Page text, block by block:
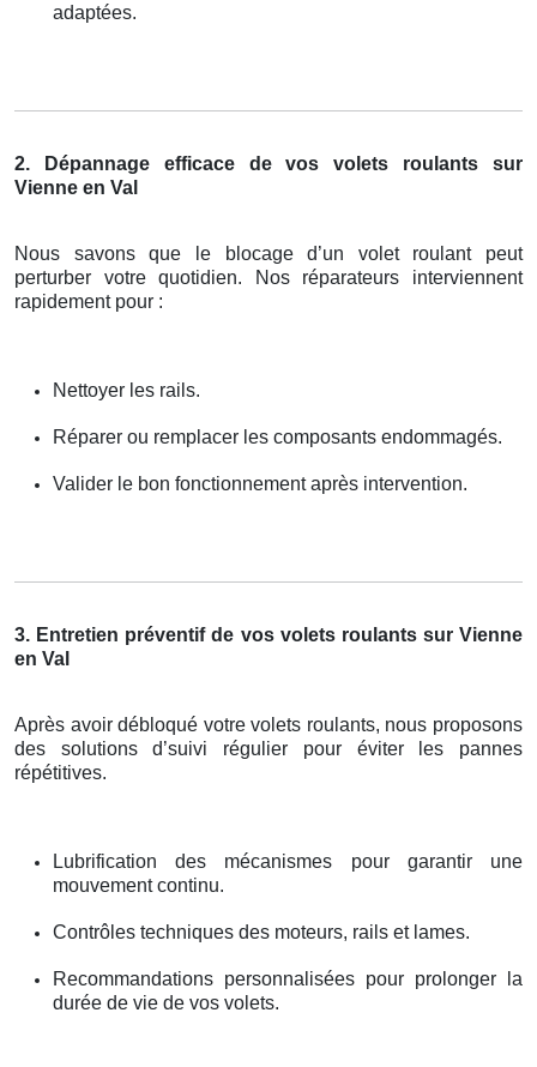
adaptées.
2. Dépannage efficace de vos volets roulants sur
Vienne en Val
Nous savons que le blocage d’un volet roulant peut
perturber votre quotidien. Nos réparateurs interviennent
rapidement pour :
Nettoyer les rails.
Réparer ou remplacer les composants endommagés.
Valider le bon fonctionnement après intervention.
3. Entretien préventif de vos volets roulants sur Vienne
en Val
Après avoir débloqué votre volets roulants, nous proposons
des solutions d’suivi régulier pour éviter les pannes
répétitives.
Lubrification des mécanismes pour garantir une
mouvement continu.
Contrôles techniques des moteurs, rails et lames.
Recommandations personnalisées pour prolonger la
durée de vie de vos volets.